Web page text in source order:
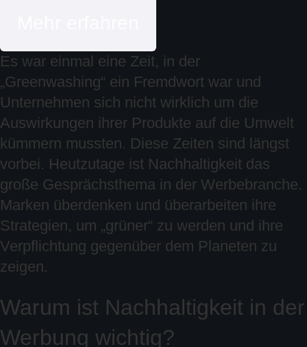
Es war einmal eine Zeit, in der
„Greenwashing“ ein Fremdwort war und
Unternehmen sich nicht wirklich um die
Auswirkungen ihrer Produkte auf die Umwelt
kümmern mussten. Diese Zeiten sind längst
vorbei. Heutzutage ist Nachhaltigkeit das
große Gesprächsthema in der Werbebranche.
Marken überdenken und überarbeiten ihre
Strategien, um „grüner“ zu werden und ihre
Verpflichtung gegenüber dem Planeten zu
zeigen.
Warum ist Nachhaltigkeit in der
Werbung wichtig?